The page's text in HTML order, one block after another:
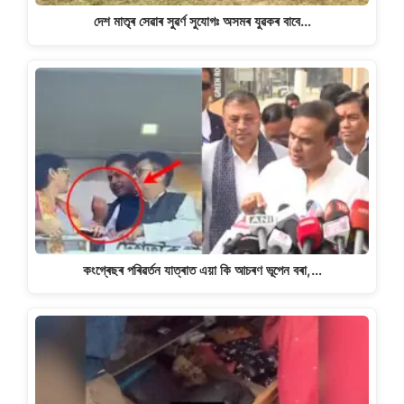
দেশ মাতৃৰ সেৱাৰ সুৱৰ্ণ সুযোগঃ অসমৰ যুৱকৰ বাবে…
কংগ্ৰেছৰ পৰিৱৰ্তন যাত্ৰাত এয়া কি আচৰণ ভূপেন বৰা,…